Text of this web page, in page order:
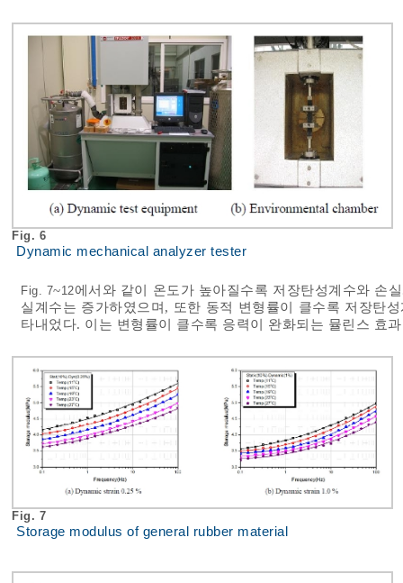
Fig. 6
Dynamic mechanical analyzer tester
Fig. 7~12에서와 같이 온도가 높아질수록 저장탄성계수와 손
실계수는 증가하였으며, 또한 동적 변형률이 클수록 저장탄
타내었다. 이는 변형률이 클수록 응력이 완화되는 뮬린스 효
Fig. 7
Storage modulus of general rubber material